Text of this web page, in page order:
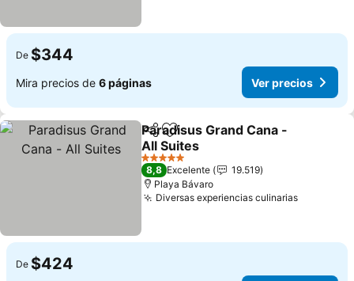
De $344
Mira precios de 6 páginas Ver precios
CompartirAgregar a favoritos
Paradisus Grand Cana -
All Suites
5 Estrellas
8,8 Excelente
19.519
Playa Bávaro
Diversas experiencias culinarias
De $424